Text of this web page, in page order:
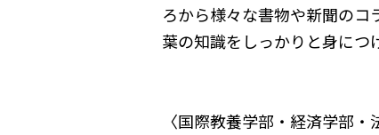
ろから様々な書物や新聞の
葉の知識をしっかりと身につ
〈国際教養学部・経済学部・